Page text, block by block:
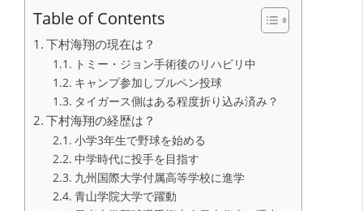
Table of Contents
下村海翔の現在は？
トミー・ジョン手術後のリハビリ中
キャンプ参加しブルペン投球
タイガース側はある程度折り込み済み？
下村海翔の経歴は？
小学3年生で野球を始める
中学時代に投手を目指す
九州国際大学付属高等学校に進学
青山学院大学で躍動